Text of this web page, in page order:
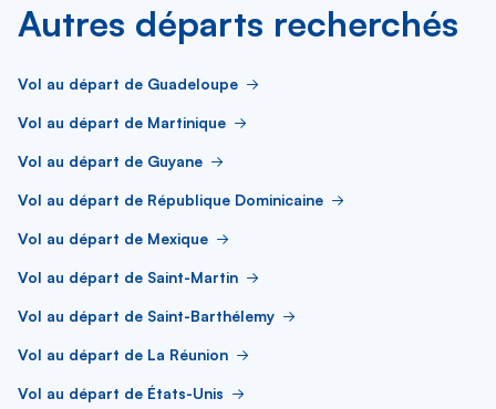
Autres départs recherchés
Vol au départ de Guadeloupe
Vol au départ de Martinique
Vol au départ de Guyane
Vol au départ de République Dominicaine
Vol au départ de Mexique
Vol au départ de Saint-Martin
Vol au départ de Saint-Barthélemy
Vol au départ de La Réunion
Vol au départ de États-Unis